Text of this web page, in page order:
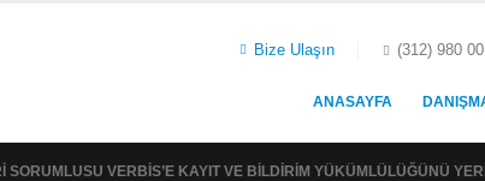
Bize Ulaşın (312) 980
ANASAYFA
SORUMLUSU VERBİS’E KAYIT VE BILDIRIM YÜKÜMLÜLÜĞÜNÜ